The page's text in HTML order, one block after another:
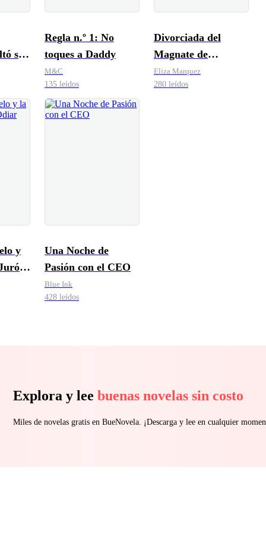
ser
Regla n.º 1: No
toques a Daddy
M&C
135 leídos
Divorciada del
Magnate de
Hollywood
Eliza Marquez
280 leídos
y
Una Noche de
Pasión con el CEO
Blue Ink
428 leídos
Explora y lee buenas novelas sin costo
Miles de novelas gratis en BueNovela. ¡Descarga y lee en cualquier